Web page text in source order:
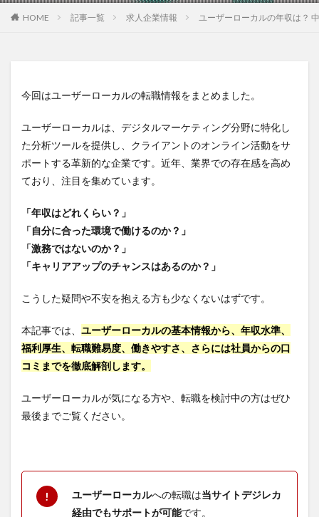
HOME 記事一覧 求人企業情報 ユーザーローカルの年収は？
今回はユーザーローカルの転職情報をまとめました。
ユーザーローカルは、デジタルマーケティング分野に特化し
た分析ツールを提供し、クライアントのオンライン活動をサ
ポートする革新的な企業です。近年、業界での存在感を高め
ており、注目を集めています。
「年収はどれくらい？」
「自分に合った環境で働けるのか？」
「激務ではないのか？」
「キャリアアップのチャンスはあるのか？」
こうした疑問や不安を抱える方も少なくないはずです。
本記事では、 ユーザーローカルの基本情報から、年収水準、
福利厚生、転職難易度、働きやすさ、さらには社員からの口
コミまでを徹底解剖します。
ユーザーローカルが気になる方や、転職を検討中の方はぜひ
最後までご覧ください。
! ユーザーローカルへの転職は当サイトデジレカ
経由でもサポートが可能です。